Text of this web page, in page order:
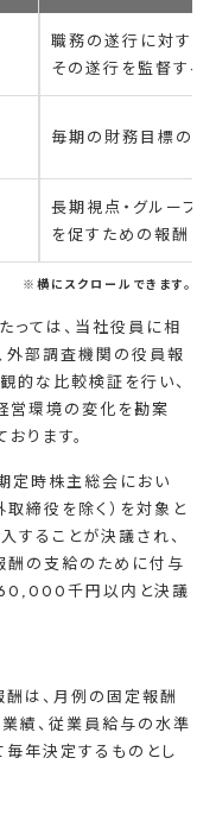
職務の遂行に対す
その遂行を監督する
毎期の財務目標の
長期視点・グループ
を促すための報酬
※横にスクロールできます。
っては、当社役員に相
外部調査機関の役員報
的な比較検証を行い、
営環境の変化を勘案
ります。
定時株主総会におい
締役を除く）を対象と
することが決議され、
酬の支給のために付与
60,000千円以内と決議
は、月例の固定報酬
業績、従業員給与の水準
毎年決定するものとし